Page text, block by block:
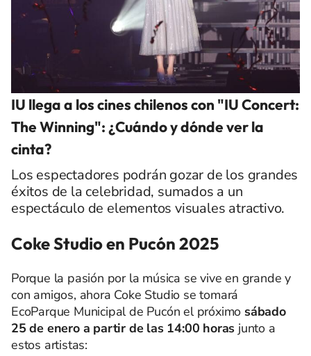
IU llega a los cines chilenos con "IU Concert:
The Winning": ¿Cuándo y dónde ver la
cinta?
Los espectadores podrán gozar de los grandes
éxitos de la celebridad, sumados a un
espectáculo de elementos visuales atractivo.
Coke Studio en Pucón 2025
Porque la pasión por la música se vive en grande y
con amigos, ahora Coke Studio se tomará
EcoParque Municipal de Pucón el próximo sábado
25 de enero a partir de las 14:00 horas junto a
estos artistas: